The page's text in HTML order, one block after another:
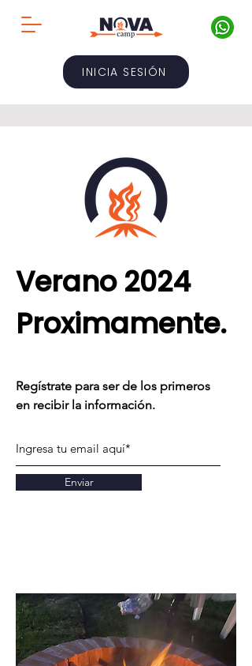
INICIA SESIÓN
Verano 2024
Proximamente.
Regístrate para ser de los primeros
en recibir la información.
Enviar